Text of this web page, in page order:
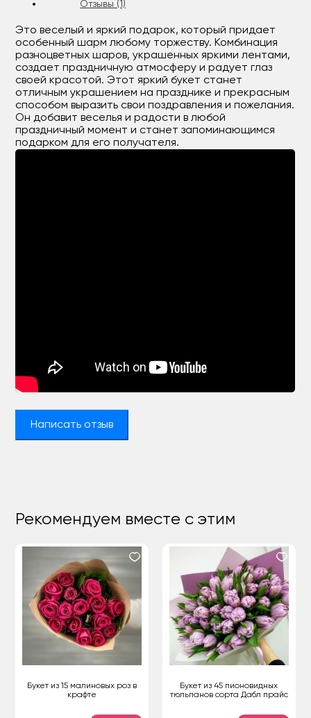
Отзывы (1)
Это веселый и яркий подарок, который придает
особенный шарм любому торжеству. Комбинация
разноцветных шаров, украшенных яркими лентами,
создает праздничную атмосферу и радует глаз
своей красотой. Этот яркий букет станет
отличным украшением на празднике и прекрасным
способом выразить свои поздравления и пожелания.
Он добавит веселья и радости в любой
праздничный момент и станет запоминающимся
подарком для его получателя.
Написать отзыв
Рекомендуем вместе с этим
Букет из 15 малиновых роз в
крафте
Букет из 45 пионовидных
тюльпанов сорта Дабл прайс